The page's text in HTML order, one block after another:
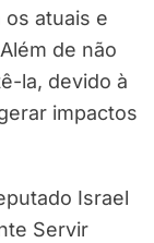
os atuais e
de não
la, devido à
impactos
Israel
Servir